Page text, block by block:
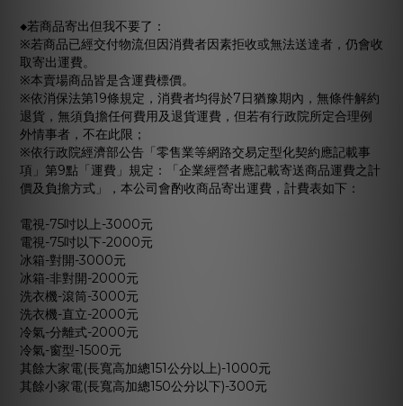
◆若商品寄出但我不要了：
※若商品已經交付物流但因消費者因素拒收或無法送達者，仍會收
取寄出運費。
※本賣場商品皆是含運費標價。
※依消保法第19條規定，消費者均得於7日猶豫期內，無條件解約
退貨，無須負擔任何費用及退貨運費，但若有行政院所定合理例
外情事者，不在此限；
※依行政院經濟部公告「零售業等網路交易定型化契約應記載事
項」第9點「運費」規定：「企業經營者應記載寄送商品運費之計
價及負擔方式」，本公司會酌收商品寄出運費，計費表如下：
電視-75吋以上-3000元
電視-75吋以下-2000元
冰箱-對開-3000元
冰箱-非對開-2000元
洗衣機-滾筒-3000元
洗衣機-直立-2000元
冷氣-分離式-2000元
冷氣-窗型-1500元
其餘大家電(長寬高加總151公分以上)-1000元
其餘小家電(長寬高加總150公分以下)-300元